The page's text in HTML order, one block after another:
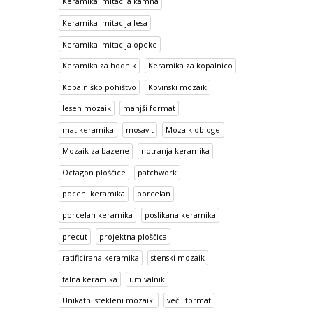
Keramika imitacija lesa
Keramika imitacija opeke
Keramika za hodnik Keramika za kopalnico
Kopalniško pohištvo Kovinski mozaik
lesen mozaik manjši format
mat keramika mosavit Mozaik obloge
Mozaik za bazene notranja keramika
Octagon ploščice patchwork
poceni keramika porcelan
porcelan keramika poslikana keramika
precut projektna ploščica
ratificirana keramika stenski mozaik
talna keramika umivalnik
Unikatni stekleni mozaiki večji format